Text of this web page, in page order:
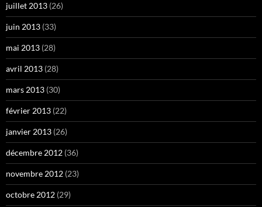
juillet 2013 (26)
juin 2013 (33)
mai 2013 (28)
avril 2013 (28)
mars 2013 (30)
février 2013 (22)
janvier 2013 (26)
décembre 2012 (36)
novembre 2012 (23)
octobre 2012 (29)